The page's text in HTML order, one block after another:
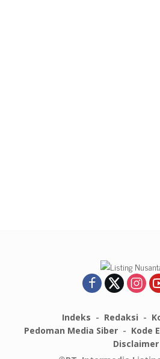
Indeks Redaksi
Pedoman Media Siber
Kode
Disclaimer